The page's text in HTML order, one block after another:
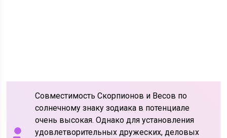
Совместимость Скорпионов и Весов по
солнечному знаку зодиака в потенциале
очень высокая. Однако для установления
удовлетворительных дружеских, деловых